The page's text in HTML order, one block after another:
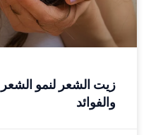
زيت الشعر لنمو
والفوائد